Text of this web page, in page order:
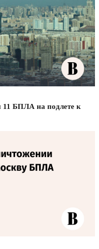
11 БПЛА на подлете к